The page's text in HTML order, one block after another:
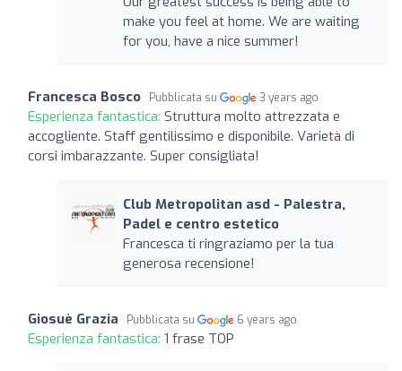
make you feel at home. We are waiting
for you, have a nice summer!
Francesca Bosco Pubblicata su 3 years ago
Esperienza fantastica: Struttura molto attrezzata e
accogliente. Staff gentilissimo e disponibile. Varietà di
corsi imbarazzante. Super consigliata!
Club Metropolitan asd - Palestra,
Padel e centro estetico
Francesca ti ringraziamo per la tua
generosa recensione!
Giosuè Grazia Pubblicata su 6 years ago
Esperienza fantastica: 1 frase TOP